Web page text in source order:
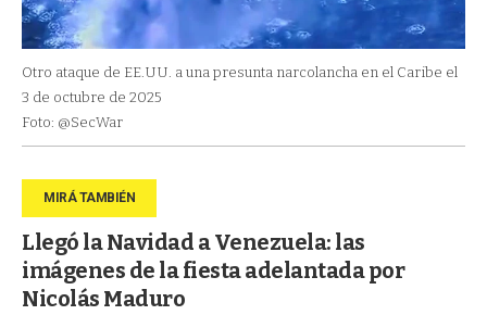
Otro ataque de EE.UU. a una presunta narcolancha en el Caribe el
3 de octubre de 2025
Foto: @SecWar
Llegó la Navidad a Venezuela: las
imágenes de la fiesta adelantada por
Nicolás Maduro